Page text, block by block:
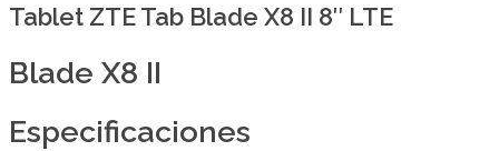
Tablet ZTE Tab Blade X8 II 8″ LTE
Blade X8 II
Especificaciones